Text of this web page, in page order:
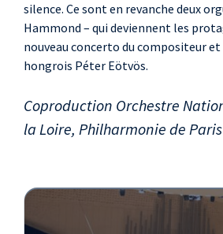
silence. Ce sont en revanche deux
Hammond – qui deviennent les
nouveau concerto du compositeur et
hongrois Péter Eötvös.
Coproduction Orchestre
la Loire, Philharmonie de Paris